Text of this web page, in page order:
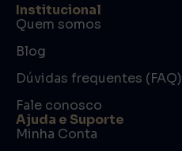
Institucional
Quem somos
Blog
Dúvidas frequentes (FAQ)
Fale conosco
Ajuda e Suporte
Minha Conta